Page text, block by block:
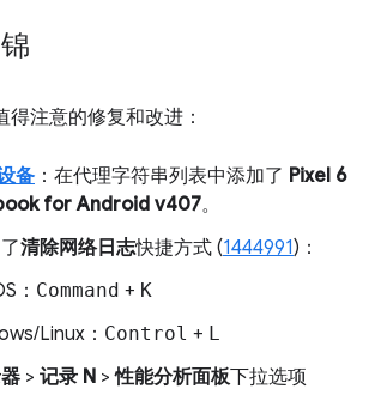
注意的修复和改进：
备 ：在代理字符串列表中添加了 Pixel 6
for Android v407。
清除网络日志快捷方式 (1444991)：
： Command + K
Linux： Control + L
> 记录 N >性能分析面板下拉选项